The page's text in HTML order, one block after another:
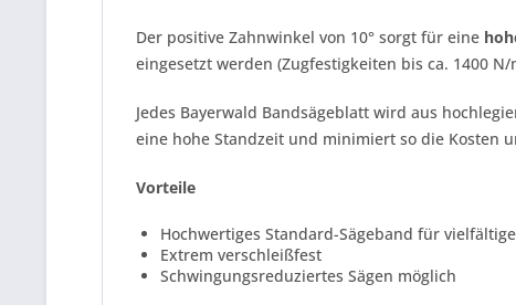
Der positive Zahnwinkel von 10° sorgt für eine
eingesetzt werden (Zugfestigkeiten bis ca. 1400 N/
Jedes Bayerwald Bandsägeblatt wird aus
eine hohe Standzeit und minimiert so die Kosten
Vorteile
Hochwertiges Standard-Sägeband für
Extrem verschleißfest
Schwingungsreduziertes Sägen möglich